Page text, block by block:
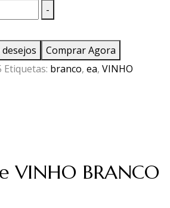
-
Comprar Agora
Etiquetas: branco, ea, VINHO
VINHO BRANCO